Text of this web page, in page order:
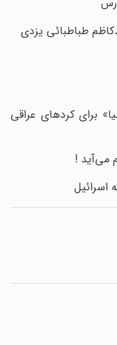
طباطبائی یزدی
برای کردهای عراقی
!